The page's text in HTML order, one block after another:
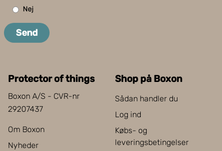
Nej
Send
Protector of things
Boxon A/S - CVR-nr
29207437
Om Boxon
Nyheder
Shop på Boxon
Sådan handler du
Log ind
Købs- og
leveringsbetingelser